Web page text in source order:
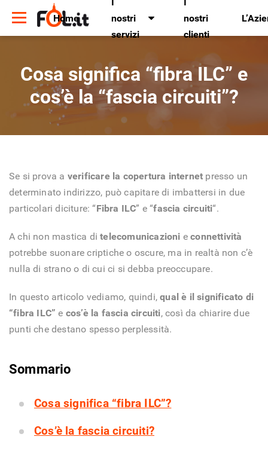
Home
nostri
servizi
nostri
clienti
Cosa significa “fibra ILC” e
cos’è la “fascia circuiti”?
Se si prova a verificare la copertura internet presso un
determinato indirizzo, può capitare di imbattersi in due
particolari diciture: “Fibra ILC” e “fascia circuiti“.
A chi non mastica ditelecomunicazioni econnettività
potrebbe suonare criptiche o oscure, ma in realtà non c’è
nulla di strano o di cui ci si debba preoccupare.
In questo articolo vediamo, quindi,qual è il significato di
“fibra ILC” e cos’è la fascia circuiti, così da chiarire due
punti che destano spesso perplessità.
Sommario
Cosa significa “fibra ILC”?
Cos’è la fascia circuiti?